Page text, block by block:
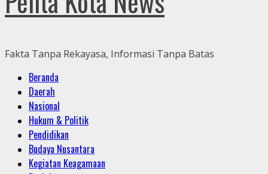
Fakta Tanpa Rekayasa, Informasi Tanpa Batas
Primary
Menu
Beranda
Daerah
Nasional
Hukum & Politik
Pendidikan
Budaya Nusantara
Kegiatan Keagamaan